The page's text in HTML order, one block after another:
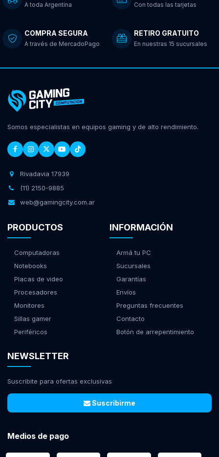
A toda Argentina Con todas las tarjetas
COMPRA SEGURA
A través de MercadoPago
RETIRO GRATUITO
En nuestras 15 sucursales
Somos especialistas en equipos gaming y de alto rendimiento.
Rivadavia 17939
(11) 2150-9885
web@gamingcity.com.ar
PRODUCTOS
Computadoras
Notebooks
Placas de video
Procesadores
Monitores
Sillas gamer
Periféricos
INFORMACIÓN
Armá tu PC
Sucursales
Garantías
Envíos
Preguntas frecuentes
Contacto
Botón de arrepentimiento
NEWSLETTER
Suscribite para ofertas exclusivas
Suscribirme
Medios de pago